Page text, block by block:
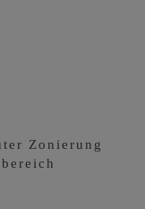
Zonierung